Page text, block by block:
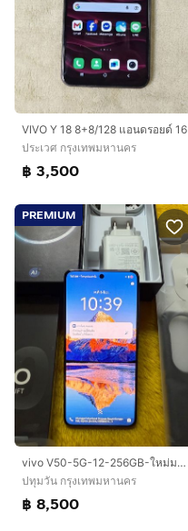
VIVO Y 18 8+8/128 แอนดรอยด์ 16
ประเวศ กรุงเทพมหานคร
฿ 3,500
PREMIUM
vivo V50-5G-12-256GB-ใหม่มาก
ปทุมวัน กรุงเทพมหานคร
฿ 8,500